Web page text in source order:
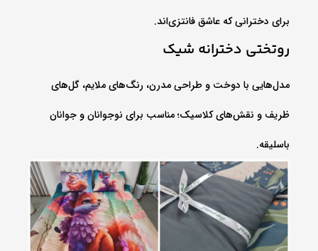
برای دخترانی که عاشق فانتزی‌اند.
روتختی دخترانه شیک
مدل‌هایی با دوخت و طراحی مدرن، رنگ‌های ملایم، گل‌های
ظریف و نقش‌های کلاسیک؛ مناسب برای نوجوانان و جوانان
باسلیقه.